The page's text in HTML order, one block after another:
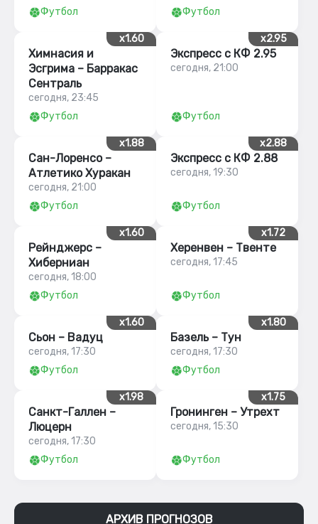
Футбол
Футбол
x1.60
Химнасия и
Эсгрима – Барракас
Сентраль
сегодня, 23:45
Футбол
x2.95
Экспресс с КФ 2.95
сегодня, 21:00
Футбол
x1.88
Сан-Лоренсо –
Атлетико Хуракан
сегодня, 21:00
Футбол
x2.88
Экспресс с КФ 2.88
сегодня, 19:30
Футбол
x1.60
Рейнджерс –
Хиберниан
сегодня, 18:00
Футбол
x1.72
Херенвен – Твенте
сегодня, 17:45
Футбол
x1.60
Сьон – Вадуц
сегодня, 17:30
Футбол
x1.80
Базель – Тун
сегодня, 17:30
Футбол
x1.98
Санкт-Галлен –
Люцерн
сегодня, 17:30
Футбол
x1.75
Гронинген – Утрехт
сегодня, 15:30
Футбол
АРХИВ ПРОГНОЗОВ